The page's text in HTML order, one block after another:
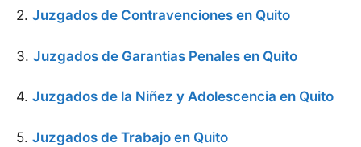
2. Juzgados de Contravenciones en Quito
3. Juzgados de Garantias Penales en Quito
4. Juzgados de la Niñez y Adolescencia en Quito
5. Juzgados de Trabajo en Quito